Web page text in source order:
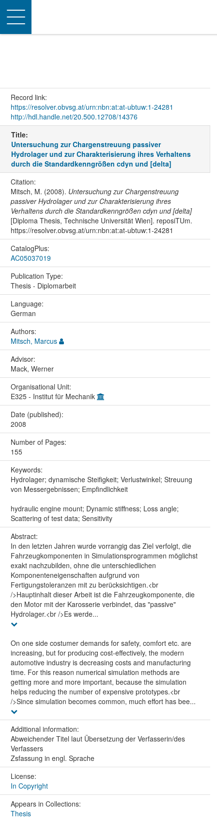
Toggle
navigation
Record link:
https://resolver.obvsg.at/urn:nbn:at:at-ubtuw:1-24281
http://hdl.handle.net/20.500.12708/14376
Title:
Untersuchung zur Chargenstreuung passiver
Hydrolager und zur Charakterisierung ihres Verhaltens
durch die Standardkenngrößen cdyn und [delta]
Citation:
Mitsch, M. (2008). Untersuchung zur Chargenstreuung
passiver Hydrolager und zur Charakterisierung ihres
Verhaltens durch die Standardkenngrößen cdyn und [delta]
[Diploma Thesis, Technische Universität Wien]. reposiTUm.
https://resolver.obvsg.at/urn:nbn:at:at-ubtuw:1-24281
CatalogPlus:
AC05037019
Publication Type:
Thesis - Diplomarbeit
Language:
German
Authors:
Mitsch, Marcus
Advisor:
Mack, Werner
Organisational Unit:
E325 - Institut für Mechanik
Date (published):
2008
Number of Pages:
155
Keywords:
Hydrolager; dynamische Steifigkeit; Verlustwinkel; Streuung
von Messergebnissen; Empfindlichkeit
hydraulic engine mount; Dynamic stiffness; Loss angle;
Scattering of test data; Sensitivity
Abstract:
In den letzten Jahren wurde vorrangig das Ziel verfolgt, die
Fahrzeugkomponenten in Simulationsprogrammen möglichst
exakt nachzubilden, ohne die unterschiedlichen
Komponenteneigenschaften aufgrund von
Fertigungstoleranzen mit zu berücksichtigen.<br
/>Hauptinhalt dieser Arbeit ist die Fahrzeugkomponente, die
den Motor mit der Karosserie verbindet, das "passive"
Hydrolager.<br />Es werde...
On one side costumer demands for safety, comfort etc. are
increasing, but for producing cost-effectively, the modern
automotive industry is decreasing costs and manufacturing
time. For this reason numerical simulation methods are
getting more and more important, because the simulation
helps reducing the number of expensive prototypes.<br
/>Since simulation becomes common, much effort has bee...
Additional information:
Abweichender Titel laut Übersetzung der Verfasserin/des
Verfassers
Zsfassung in engl. Sprache
License:
In Copyright
Appears in Collections:
Thesis